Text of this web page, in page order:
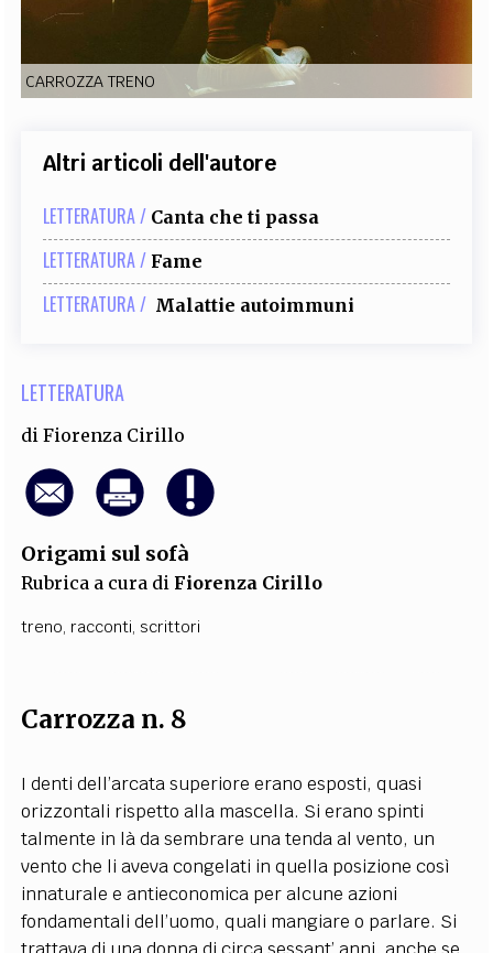
EXTRA
CODICI RUBRICHE LIBRI PROCEEDINGS PUBBLICITÀ CONTATTI
CARROZZA TRENO
Altri articoli dell'autore
LETTERATURA / Canta che ti passa
LETTERATURA / Fame
LETTERATURA / Malattie autoimmuni
LETTERATURA
diFiorenza Cirillo
Origami sul sofà
Rubrica a cura di Fiorenza Cirillo
treno, racconti,scrittori
Carrozza n. 8
I denti dell’arcata superiore erano esposti, quasi
orizzontali rispetto alla mascella. Si erano spinti
talmente in là da sembrare una tenda al vento, un
vento che li aveva congelati in quella posizione così
innaturale e antieconomica per alcune azioni
fondamentali dell’uomo, quali mangiare o parlare. Si